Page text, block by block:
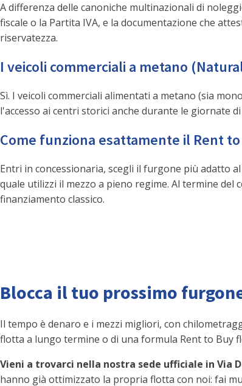
A differenza delle canoniche multinazionali di
fiscale o la Partita IVA, e la documentazione che
riservatezza.
I veicoli commerciali a metano
Sì. I veicoli commerciali alimentati a metano (sia
l'accesso ai centri storici anche durante le giornate
Come funziona esattamente il Rent
Entri in concessionaria, scegli il furgone più adatto
quale utilizzi il mezzo a pieno regime. Al termine
finanziamento classico.
Blocca il tuo prossimo
Il tempo è denaro e i mezzi migliori, con
flotta a lungo termine o di una formula Rent to Buy
Vieni a trovarci nella nostra sede ufficiale in Via
hanno già ottimizzato la propria flotta con noi: fai